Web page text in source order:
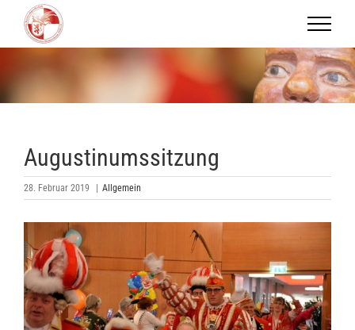
Inhalt
springen
Augustinumssitzung
28. Februar 2019 Allgemein
grösseres
Bild